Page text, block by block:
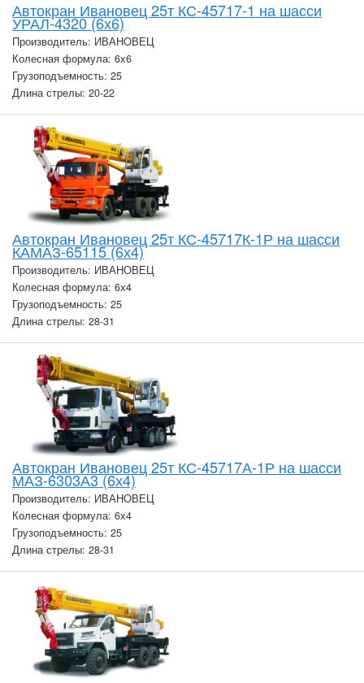
Автокран Ивановец 25т КС-45717-1 на шасси
УРАЛ-4320 (6х6)
Производитель: ИВАНОВЕЦ
Колесная формула: 6х6
Грузоподъемность: 25
Длина стрелы: 20-22
Автокран Ивановец 25т КС-45717К-1Р на шасси
КАМАЗ-65115 (6х4)
Производитель: ИВАНОВЕЦ
Колесная формула: 6х4
Грузоподъемность: 25
Длина стрелы: 28-31
Автокран Ивановец 25т КС-45717А-1Р на шасси
МАЗ-6303А3 (6х4)
Производитель: ИВАНОВЕЦ
Колесная формула: 6х4
Грузоподъемность: 25
Длина стрелы: 28-31